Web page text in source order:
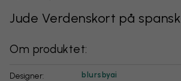
Jude Verdenskort på spansk
Om produktet:
Designer: blursbyai